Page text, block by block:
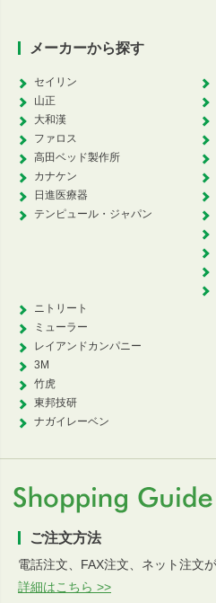
メーカーから探す
セイリン
山正
大和漢
ファロス
高田ベッド製作所
カナケン
日進医療器
テンピュール・ジャパン
ニトリート
ミューラー
レイアンドカンパニー
3M
竹虎
東邦技研
ナガイレーベン
ご注文方法
電話注文、FAX注文、ネット注文
詳細はこちら >>